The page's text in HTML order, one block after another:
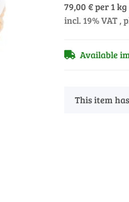
79,00 € per 1 kg
incl. 19% VAT ,
Available
x
This item